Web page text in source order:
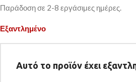
Παράδοση σε 2-8 εργάσιμες ημέρες.
Εξαντλημένο
Αυτό το προϊόν έχει